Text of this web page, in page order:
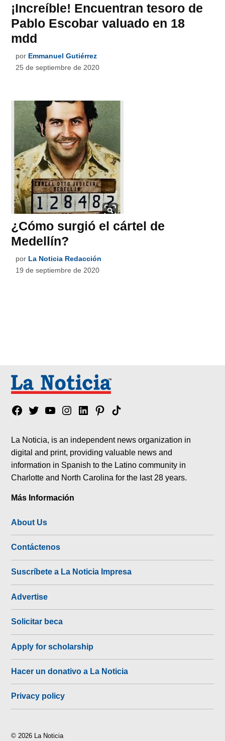
¡Increíble! Encuentran tesoro de
Pablo Escobar valuado en 18
mdd
por Emmanuel Gutiérrez
25 de septiembre de 2020
¿Cómo surgió el cártel de
Medellín?
por La Noticia Redacción
19 de septiembre de 2020
Facebook
TwitterYouTubeInstagram
LinkedinPinterest
Tik
La Noticia, is an independent news organization in
digital and print, providing valuable news and
information in Spanish to the Latino community in
Charlotte and North Carolina for the last 28 years.
Más Información
About Us
Contáctenos
Suscríbete a La Noticia Impresa
Advertise
Solicitar beca
Apply for scholarship
Hacer un donativo a La Noticia
Privacy policy
© 2026 La Noticia